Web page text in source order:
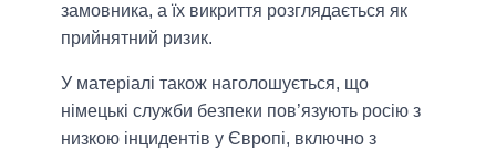
замовника, а їх викриття розглядається як
прийнятний ризик.
У матеріалі також наголошується, що
німецькі служби безпеки пов’язують росію з
низкою інцидентів у Європі, включно з